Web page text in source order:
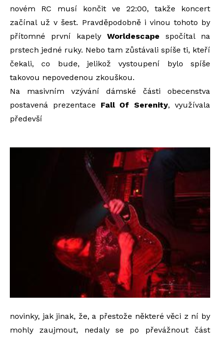
novém RC musí končit ve 22:00, takže koncert
začínal už v šest. Pravděpodobně i vinou tohoto by
přítomné první kapely Worldescape spočítal na
prstech jedné ruky. Nebo tam zůstávali spíše ti, kteří
čekali, co bude, jelikož vystoupení bylo spíše
takovou nepovedenou zkouškou.
Na masivním vzývání dámské části obecenstva
postavená prezentace Fall Of Serenity, využívala
předevší
novinky, jak jinak, že, a přestože některé věci z ní by
mohly zaujmout, nedaly se po převážnout část